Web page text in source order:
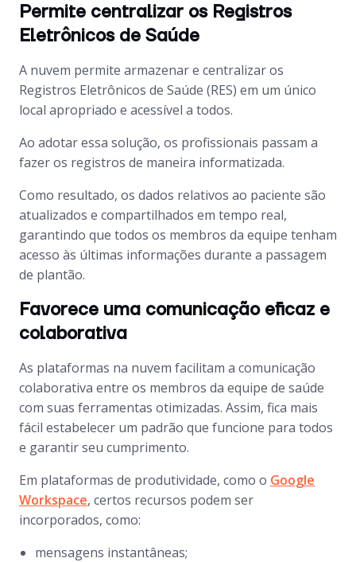
Permite centralizar os Registros
Eletrônicos de Saúde
A nuvem permite armazenar e centralizar os
Registros Eletrônicos de Saúde (RES) em um único
local apropriado e acessível a todos.
Ao adotar essa solução, os profissionais passam a
fazer os registros de maneira informatizada.
Como resultado, os dados relativos ao paciente são
atualizados e compartilhados em tempo real,
garantindo que todos os membros da equipe tenham
acesso às últimas informações durante a passagem
de plantão.
Favorece uma comunicação eficaz e
colaborativa
As plataformas na nuvem facilitam a comunicação
colaborativa entre os membros da equipe de saúde
com suas ferramentas otimizadas. Assim, fica mais
fácil estabelecer um padrão que funcione para todos
e garantir seu cumprimento.
Em plataformas de produtividade, como o Google
Workspace, certos recursos podem ser
incorporados, como:
mensagens instantâneas;